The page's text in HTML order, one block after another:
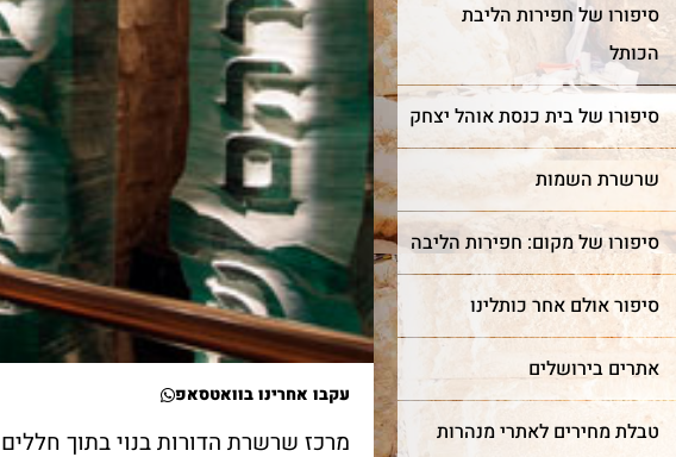
סיפורו של חפירות הליבת
הכותל
סיפורו של בית כנסת אוהל יצחק
שרשרת השמות
סיפורו של מקום: חפירות הליבה
סיפור אולם אחר כותלינו
אתרים בירושלים
טבלת מחירים לאתרי מנהרות
עקבו אחרינו בוואטסאפ
מרכז שרשרת הדורות בנוי בתוך